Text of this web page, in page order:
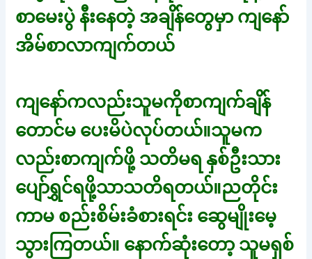
စာမေးပွဲ နီးနေတဲ့ အချိန်တွေမှာ ကျနော်
အိမ်စာလာကျက်တယ်
ကျနော်ကလည်းသူမကိုစာကျက်ချိန်
တောင်မ ပေးမိပဲလုပ်တယ်။သူမက
လည်းစာကျက်ဖို့ သတိမရ နှစ်ဦးသား
ပျော်ရွှင်ရဖို့သာသတိရတယ်။ညတိုင်း
ကာမ စည်းစိမ်းခံစားရင်း ဆွေမျိုးမေ့
သွားကြတယ်။ နောက်ဆုံးတော့ သူမရှစ်